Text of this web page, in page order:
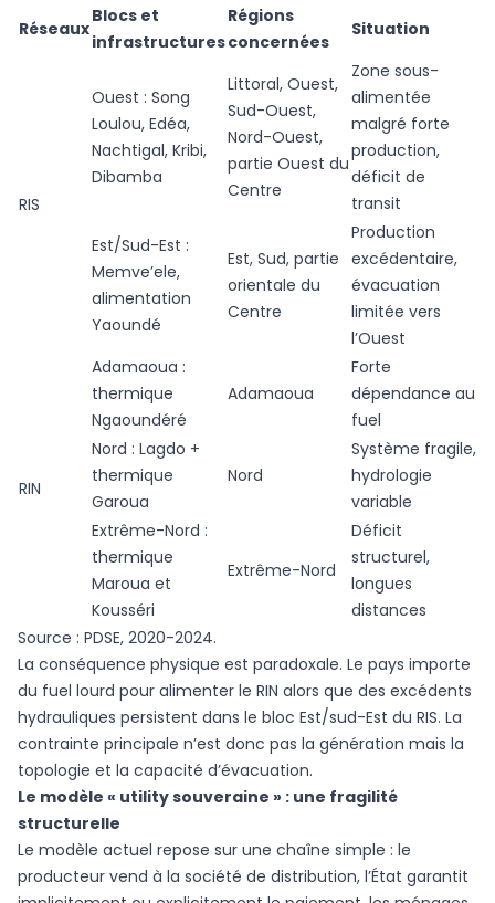
Réseaux
Blocs et
infrastructures
Régions
concernées
Situation
RIS
Ouest : Song
Loulou, Edéa,
Nachtigal, Kribi,
Dibamba
Littoral, Ouest,
Sud-Ouest,
Nord-Ouest,
partie Ouest du
Centre
Zone sous-
alimentée
malgré forte
production,
déficit de
transit
Est/Sud-Est :
Memve’ele,
alimentation
Yaoundé
Est, Sud, partie
orientale du
Centre
Production
excédentaire,
évacuation
limitée vers
l’Ouest
RIN
Adamaoua :
thermique
Ngaoundéré
Adamaoua
Forte
dépendance au
fuel
Nord : Lagdo +
thermique
Garoua
Nord
Système fragile,
hydrologie
variable
Extrême-Nord :
thermique
Maroua et
Kousséri
Extrême-Nord
Déficit
structurel,
longues
distances
Source : PDSE, 2020-2024.
La conséquence physique est paradoxale. Le pays importe
du fuel lourd pour alimenter le RIN alors que des excédents
hydrauliques persistent dans le bloc Est/sud-Est du RIS. La
contrainte principale n’est donc pas la génération mais la
topologie et la capacité d’évacuation.
Le modèle « utility souveraine » : une fragilité
structurelle
Le modèle actuel repose sur une chaîne simple : le
producteur vend à la société de distribution, l’État garantit